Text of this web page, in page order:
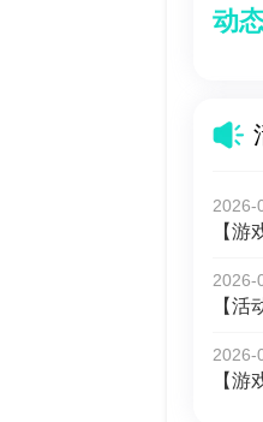
动
2026-
【游
2026-
【
2026-
【游